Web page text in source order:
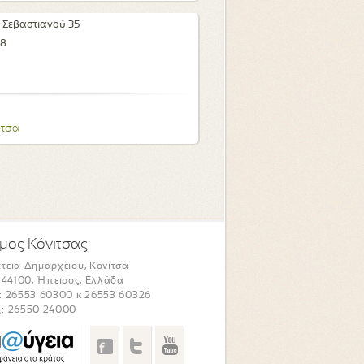
35
Κόνιτσας
Δημαρχείου, Κόνιτσα
44100, Ήπειρος, Ελλάδα
26553 60300 κ 26553 60326
26550 24000